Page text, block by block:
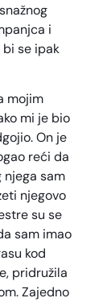
i
bi se ipak
mojim
mi je bio
On je
reći da
njega sam
njegovo
su se
sam imao
kod
pridružila
Zajedno